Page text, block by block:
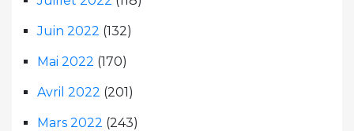
Juin 2022 (132)
Mai 2022 (170)
Avril 2022 (201)
Mars 2022 (243)